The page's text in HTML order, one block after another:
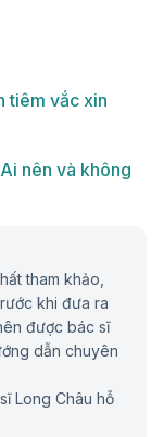
tiêm vắc xin
nên và không
tham khảo,
khi đưa ra
được bác sĩ
dẫn chuyên
Long Châu hỗ